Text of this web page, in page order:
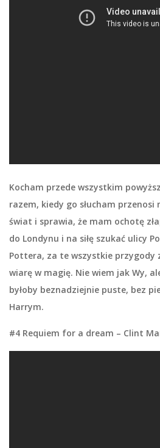
Kocham przede wszystkim
razem, kiedy go słucham
świat i sprawia, że mam ochotę
do Londynu i na siłę szukać ulicy
Pottera, za te wszystkie przygody
wiarę w magię. Nie wiem jak Wy,
byłoby beznadziejnie puste, bez
Harrym.
#4 Requiem for a dream – Clint